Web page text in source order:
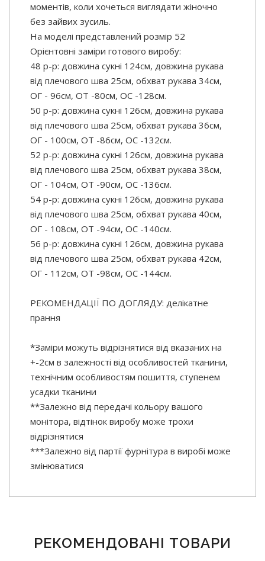
моментів, коли хочеться виглядати жіночно
без зайвих зусиль.
На моделі представлений розмір 52
Орієнтовні заміри готового виробу:
48 р-р: довжина сукні 124см, довжина рукава
від плечового шва 25см, обхват рукава 34см,
ОГ - 96см, ОТ -80см, OC -128см.
50 р-р: довжина сукні 126см, довжина рукава
від плечового шва 25см, обхват рукава 36см,
ОГ - 100см, ОТ -86см, OC -132см.
52 р-р: довжина сукні 126см, довжина рукава
від плечового шва 25см, обхват рукава 38см,
ОГ - 104см, ОТ -90см, OC -136см.
54 р-р: довжина сукні 126см, довжина рукава
від плечового шва 25см, обхват рукава 40см,
ОГ - 108см, ОТ -94см, OC -140см.
56 р-р: довжина сукні 126см, довжина рукава
від плечового шва 25см, обхват рукава 42см,
ОГ - 112см, ОТ -98см, OC -144см.
РЕКОМЕНДАЦІЇ ПО ДОГЛЯДУ: делікатне
прання
*Заміри можуть відрізнятися від вказаних на
+-2см в залежності від особливостей тканини,
технічним особливостям пошиття, ступенем
усадки тканини
**Залежно від передачі кольору вашого
монітора, відтінок виробу може трохи
відрізнятися
***Залежно від партії фурнітура в виробі може
змінюватися
РЕКОМЕНДОВАНІ ТОВАРИ